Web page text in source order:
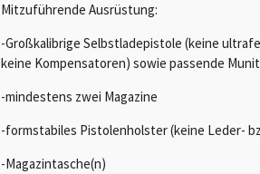
Mitzuführende Ausrüstung:
-Großkalibrige Selbstladepistole (keine
keine Kompensatoren) sowie passende
-mindestens zwei Magazine
-formstabiles Pistolenholster (keine Leder-
-Magazintasche(n)